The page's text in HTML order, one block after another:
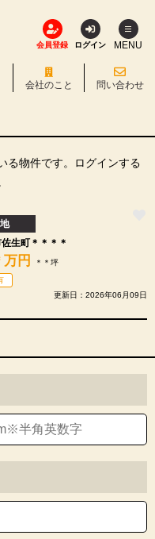
会員登録 ログイン MENU
会社のこと 問い合わせ
る物件です。ログインする
生町＊＊＊＊
万円
＊＊坪
更新日：2026年06月09日